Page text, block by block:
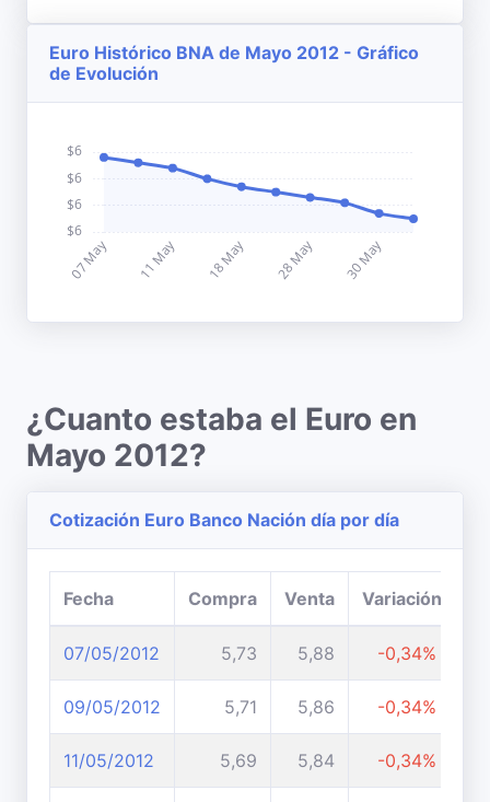
Euro Histórico BNA de Mayo 2012 - Gráfico
de Evolución
¿Cuanto estaba el Euro en
Mayo 2012?
Cotización Euro Banco Nación día por día
Fecha Compra Venta Variación
07/05/2012 5,73 5,88 -0,34%
09/05/2012 5,71 5,86 -0,34%
11/05/2012 5,69 5,84 -0,34%